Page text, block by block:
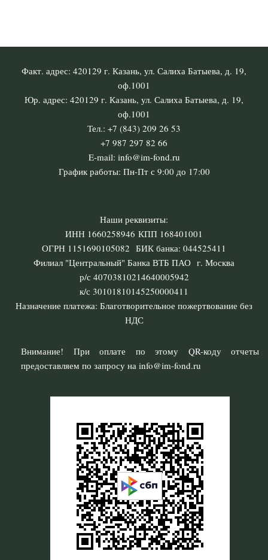
Факт. адрес: 420129 г. Казань, ул. Салиха Батыева, д. 19,
оф.1001
Юр. адрес: 420129 г. Казань, ул. Салиха Батыева, д. 19,
оф.1001
Тел.: +7 (843) 209 26 53
+7 987 297 82 66
E-mail: info@im-fond.ru
График работы: Пн-Пт с 9:00 до 17:00
Наши реквизиты:
ИНН 1660258946 КПП 168401001
ОГРН 1151690105082 БИК банка: 044525411
Филиал "Центральный" Банка ВТБ ПАО г. Москва
р/с 40703810214640005942
к/с 30101810145250000411
Назначение платежа: Благотворительное пожертвование без
НДС
Внимание! При оплате по этому QR-коду отчеты
предоставляем по запросу на info@im-fond.ru